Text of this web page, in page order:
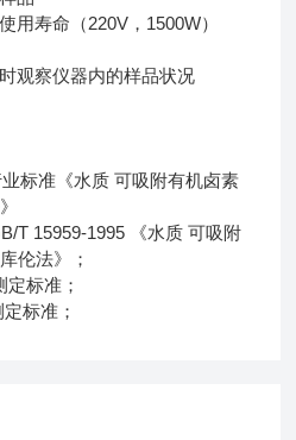
用寿命（220V，1500W）
观察仪器内的样品状况
标准《水质 可吸附有机卤素
T 15959-1995 《水质 可吸附
伦法》；
标准；
标准；